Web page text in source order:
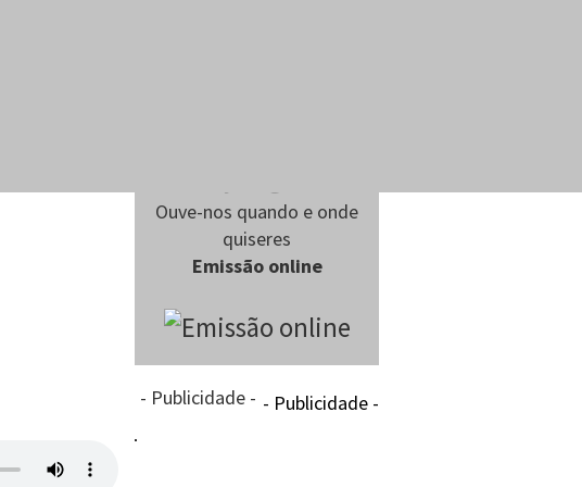
Ouve-nos quando e onde
quiseres
Emissão online
- Publicidade - - Publicidade -